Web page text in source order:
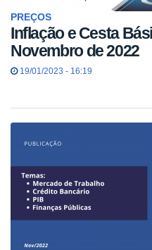
PREÇOS
Inflação e Cesta
Novembro de 2022
19/01/2023 - 16:19